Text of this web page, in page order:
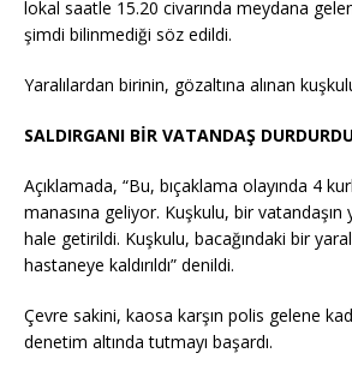
lokal saatle 15.20 civarında meydana
şimdi bilinmediği söz edildi.
Yaralılardan birinin, gözaltına alınan
SALDIRGANI BİR VATANDAŞ
Açıklamada, “Bu, bıçaklama olayında 4
manasına geliyor. Kuşkulu, bir vatandaşın
hale getirildi. Kuşkulu, bacağındaki bir
hastaneye kaldırıldı” denildi.
Çevre sakini, kaosa karşın polis gelene
denetim altında tutmayı başardı.